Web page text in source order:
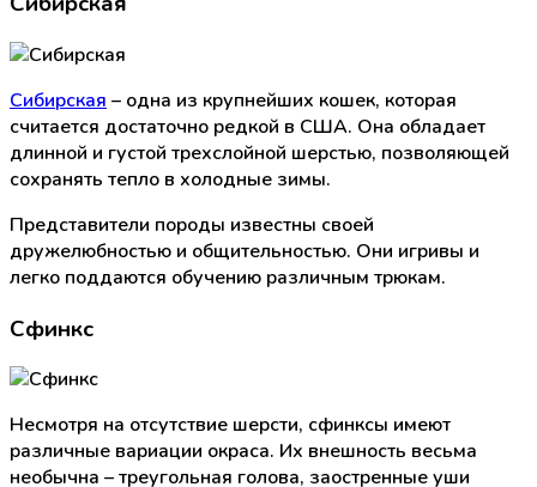
Сибирская – одна из крупнейших кошек, которая
считается достаточно редкой в США. Она обладает
длинной и густой трехслойной шерстью, позволяющей
сохранять тепло в холодные зимы.
Представители породы известны своей
дружелюбностью и общительностью. Они игривы и
легко поддаются обучению различным трюкам.
Сфинкс
Несмотря на отсутствие шерсти, сфинксы имеют
различные вариации окраса. Их внешность весьма
необычна – треугольная голова, заостренные уши